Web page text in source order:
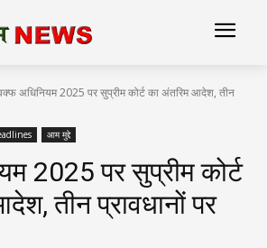
अधिनियम 2025 पर सुप्रीम कोर्ट का अंतरिम आदेश, तीन
आम मुद्दे
2025 पर सुप्रीम कोर्ट
तीन प्रावधानों पर